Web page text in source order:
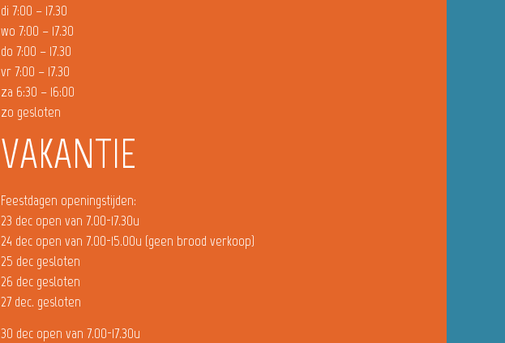
di 7:00 – 17.30
wo 7:00 – 17.30
do 7:00 – 17.30
vr 7:00 – 17.30
za 6:30 – 16:00
zo gesloten
VAKANTIE
Feestdagen openingstijden:
23 dec open van 7.00-17.30u
24 dec open van 7.00-15.00u (geen brood verkoop)
25 dec gesloten
26 dec gesloten
27 dec. gesloten
30 dec open van 7.00-17.30u